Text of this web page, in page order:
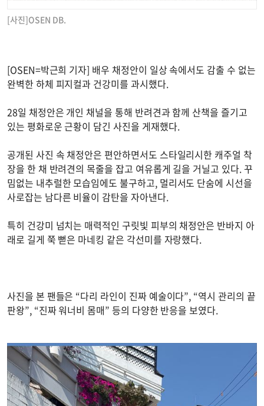
[사진]OSEN DB.
[OSEN=박근희 기자] 배우 채정안이 일상 속에서도 감출 수 없는
완벽한 하체 피지컬과 건강미를 과시했다.
28일 채정안은 개인 채널을 통해 반려견과 함께 산책을 즐기고
있는 평화로운 근황이 담긴 사진을 게재했다.
공개된 사진 속 채정안은 편안하면서도 스타일리시한 캐주얼 착
장을 한 채 반려견의 목줄을 잡고 여유롭게 길을 거닐고 있다. 꾸
밈없는 내추럴한 모습임에도 불구하고, 멀리서도 단숨에 시선을
사로잡는 남다른 비율이 감탄을 자아낸다.
특히 건강미 넘치는 매력적인 구릿빛 피부의 채정안은 반바지 아
래로 길게 쭉 뻗은 마네킹 같은 각선미를 자랑했다.
사진을 본 팬들은 “다리 라인이 진짜 예술이다”, “역시 관리의 끝
판왕”, “진짜 워너비 몸매” 등의 다양한 반응을 보였다.